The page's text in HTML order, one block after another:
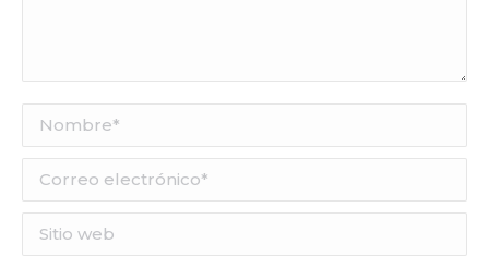
Nombre *
Correo electrónico *
Sitio web